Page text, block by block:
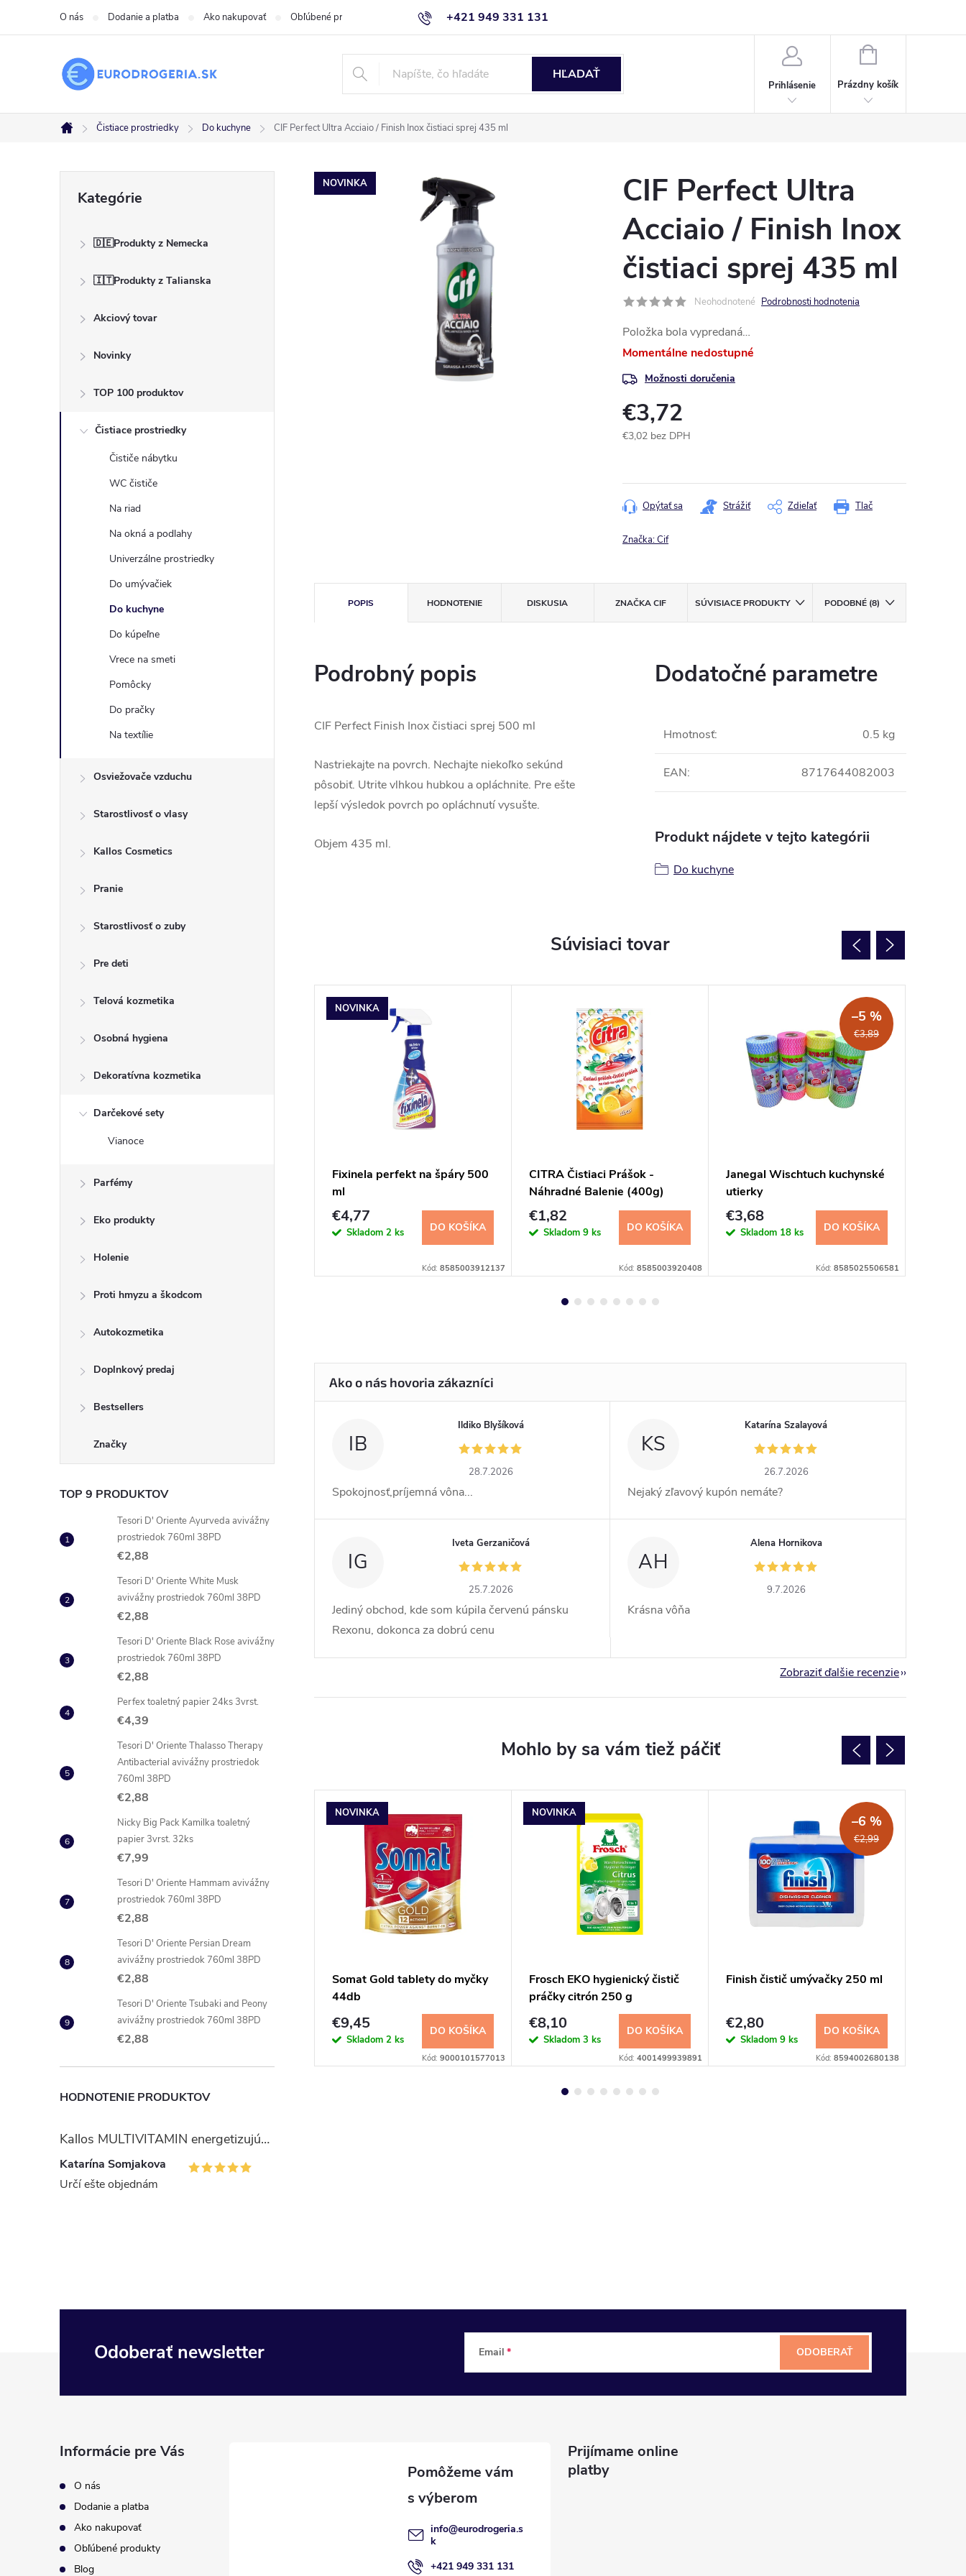
+421 949 331 131
O nás Dodanie a platba Ako nakupovať Obľúbené produkty Obchodné podmienky
HĽADAŤ
Prihlásenie
NÁKUPNÝ
Prázdny košík
Domov
Čistiace prostriedky Do kuchyne CIF Perfect Ultra Acciaio / Finish Inox čistiaci sprej 435 ml
a
kategórie
Kategórie
🇩🇪Produkty z Nemecka
🇮🇹Produkty z Talianska
Akciový tovar
Novinky
TOP 100 produktov
Čistiace prostriedky
Čističe nábytku
WC čističe
Na riad
Na okná a podlahy
Univerzálne prostriedky
Do umývačiek
Do kuchyne
Do kúpeľne
Vrece na smeti
Pomôcky
Do pračky
Na textílie
Osviežovače vzduchu
Starostlivosť o vlasy
Kallos Cosmetics
Pranie
Starostlivosť o zuby
Pre deti
Telová kozmetika
Osobná hygiena
Dekoratívna kozmetika
Darčekové sety
Vianoce
Parfémy
Eko produkty
Holenie
Proti hmyzu a škodcom
Autokozmetika
Doplnkový predaj
Bestsellers
Značky
TOP 9 PRODUKTOV
Tesori D' Oriente Ayurveda avivážny
prostriedok 760ml 38PD
€2,88
Tesori D' Oriente White Musk
avivážny prostriedok 760ml 38PD
€2,88
Tesori D' Oriente Black Rose avivážny
prostriedok 760ml 38PD
€2,88
Perfex toaletný papier 24ks 3vrst.
€4,39
Tesori D' Oriente Thalasso Therapy
Antibacterial avivážny prostriedok
760ml 38PD
€2,88
Nicky Big Pack Kamilka toaletný
papier 3vrst. 32ks
€7,99
Tesori D' Oriente Hammam avivážny
prostriedok 760ml 38PD
€2,88
Tesori D' Oriente Persian Dream
avivážny prostriedok 760ml 38PD
€2,88
Tesori D' Oriente Tsubaki and Peony
avivážny prostriedok 760ml 38PD
€2,88
HODNOTENIE PRODUKTOV
Kallos MULTIVITAMIN energetizujúci šampón na vlasy 1 l
Katarína Somjakova
Určí ešte objednám
NOVINKA
CIF Perfect Ultra
Acciaio / Finish Inox
čistiaci sprej 435 ml
Neohodnotené Podrobnosti hodnotenia
Položka bola vypredaná…
Momentálne nedostupné
Možnosti doručenia
€3,72
€3,02 bez DPH
Tlač
Opýtať sa Strážiť Zdieľať
Značka:Cif
POPIS HODNOTENIE DISKUSIA ZNAČKACIF SÚVISIACE PRODUKTY PODOBNÉ (8)
Podrobný popis
CIF Perfect Finish Inox čistiaci sprej 500 ml
Nastriekajte na povrch. Nechajte niekoľko sekúnd
pôsobiť. Utrite vlhkou hubkou a opláchnite. Pre ešte
lepší výsledok povrch po opláchnutí vysušte.
Objem 435 ml.
Dodatočné parametre
Hmotnosť: 0.5 kg
EAN: 8717644082003
Produkt nájdete v tejto kategórii
Do kuchyne
Súvisiaci tovar
DO KOŠÍKA
€0,80
NOVINKA
Fixinela perfekt na špáry 500
ml
€4,77
Skladom 2 ks DO KOŠÍKA
Kód: 8585003912137
CITRA Čistiaci Prášok -
Náhradné Balenie (400g)
€1,82
Skladom 9 ks DO KOŠÍKA
Kód: 8585003920408
€3,89
–5 %
Janegal Wischtuch kuchynské
utierky
€3,68
Skladom 18 ks DO KOŠÍKA
Kód: 8585025506581
DO KOŠÍKA
Somat Gold tablety do myčky
34db
€8,45
NOVINKA
Somat Gold tablety do myčky
44db
€9,45
Skladom 2 ks
DO KOŠÍKA
Kód: 9000101577013
NOVINKA
Frosch EKO hygienický čistič
práčky citrón 250 g
€8,10
Skladom 3 ks
DO KOŠÍKA
Kód: 4001499939891
€2,99
–6 %
Finish čistič umývačky 250 ml
€2,80
Skladom 9 ks
DO KOŠÍKA
Kód: 8594002680138
IB
Ildiko Blyšíková
28.7.2026
Spokojnosť,príjemná vôna...
KS
Katarína Szalayová
26.7.2026
Nejaký zľavový kupón nemáte?
IG
Iveta Gerzaničová
25.7.2026
Jediný obchod, kde som kúpila červenú pánsku
Rexonu, dokonca za dobrú cenu
AH
Alena Hornikova
9.7.2026
Krásna vôňa
Zobraziť ďalšie recenzie
Odoberať newsletter Email ODOBERAŤ
Informácie pre Vás
O nás
Dodanie a platba
Ako nakupovať
Obľúbené produkty
Blog
info@eurodrogeria.s
k
+421 949 331 131
Prijímame online
platby